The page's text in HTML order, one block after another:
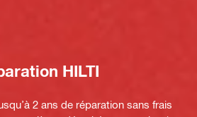
HILTI
2 ans de réparation sans frais